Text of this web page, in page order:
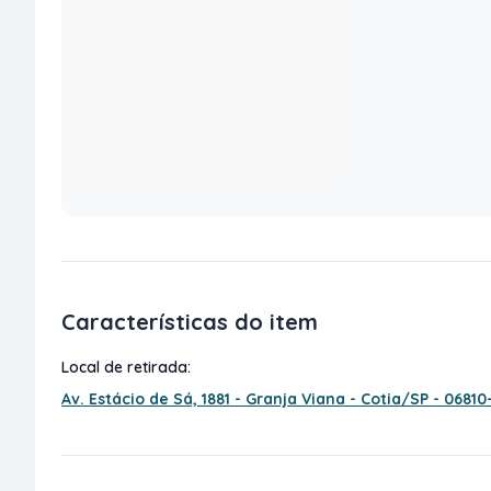
Características do item
Local de retirada:
Av. Estácio de Sá, 1881 - Granja Viana - Cotia/SP -